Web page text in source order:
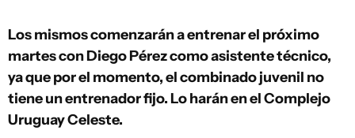
Los mismos comenzarán a entrenar el próximo
martes con Diego Pérez como asistente técnico,
ya que por el momento, el combinado juvenil no
tiene un entrenador fijo. Lo harán en el Complejo
Uruguay Celeste.